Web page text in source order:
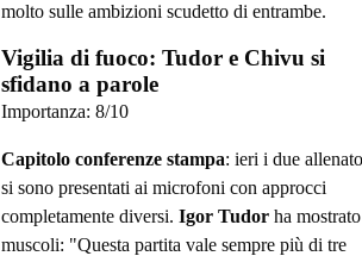
molto sulle ambizioni scudetto di entrambe.
Vigilia di fuoco: Tudor e Chivu si
sfidano a parole
Importanza: 8/10
Capitolo conferenze stampa: ieri i due
si sono presentati ai microfoni con approcci
completamente diversi. Igor Tudor ha
muscoli: "Questa partita vale sempre più di tre